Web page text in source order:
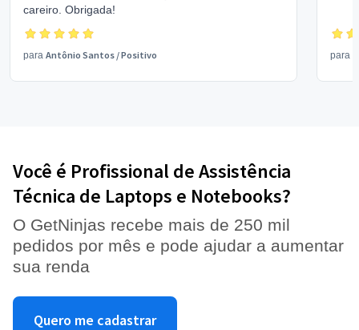
careiro. Obrigada!
para Antônio Santos /Positivo para
Você é Profissional de Assistência
Técnica de Laptops e Notebooks?
O GetNinjas recebe mais de 250 mil
pedidos por mês e pode ajudar a aumentar
sua renda
Quero me cadastrar